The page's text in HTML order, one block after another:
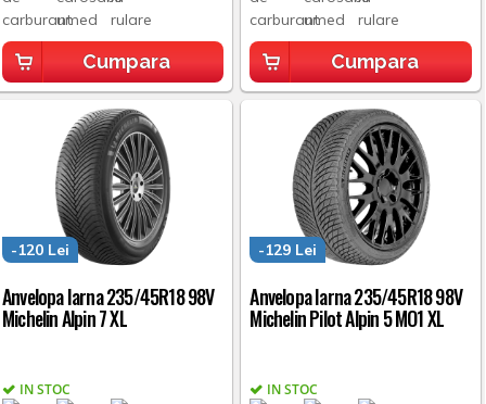
Cumpara Cumpara
Anvelopa Iarna 235/45R18 98V
Michelin Alpin 7 XL
IN STOC
-120 Lei
Anvelopa Iarna 235/45R18 98V
Michelin Pilot Alpin 5 MO1 XL
IN STOC
-129 Lei